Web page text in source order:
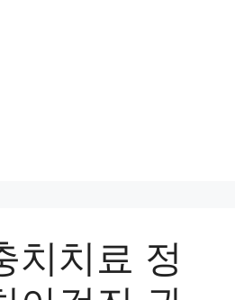
치치료 정